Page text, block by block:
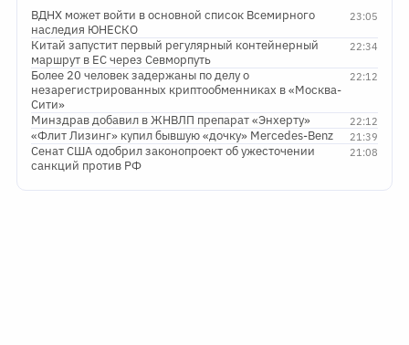
23:05
ВДНХ может войти в основной список Всемирного
наследия ЮНЕСКО
22:34
Китай запустит первый регулярный контейнерный
маршрут в ЕС через Севморпуть
22:12
Более 20 человек задержаны по делу о
незарегистрированных криптообменниках в «Москва-
Сити»
22:12
Минздрав добавил в ЖНВЛП препарат «Энхерту»
21:39
«Флит Лизинг» купил бывшую «дочку» Mercedes-Benz
21:08
Сенат США одобрил законопроект об ужесточении
санкций против РФ